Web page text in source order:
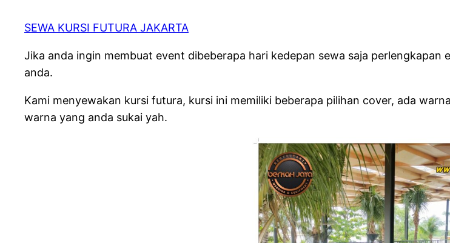
SEWA KURSI FUTURA JAKARTA
Jika anda ingin membuat event dibeberapa hari kedepan sewa saja
anda.
Kami menyewakan kursi futura, kursi ini memiliki beberapa pilihan cover, ada
warna yang anda sukai yah.